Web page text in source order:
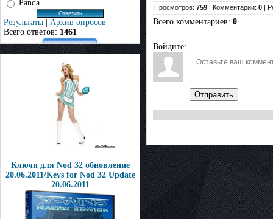
Panda
Результаты | Архив опросов
Всего ответов: 1461
Ключи для Nod 32 обновление
20.06.2011/Keys for Nod 32 Update
20.06.2011
Просмотров: 759 | Комментарии: 0 |
Всего комментариев: 0
Войдите:
Отправить